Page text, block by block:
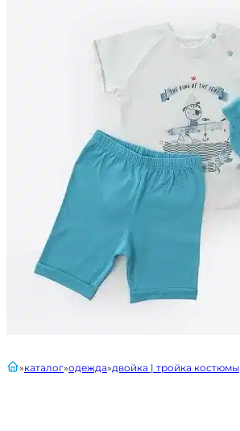
главнаякаталог одежда двойка | тройка костюмы